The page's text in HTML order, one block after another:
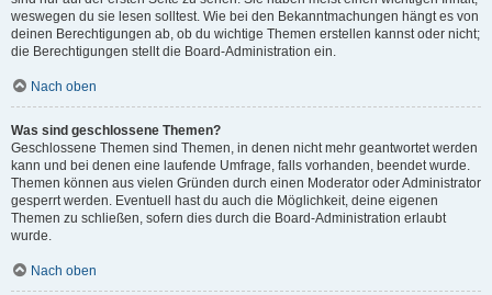
weswegen du sie lesen solltest. Wie bei den Bekanntmachungen hängt es von
deinen Berechtigungen ab, ob du wichtige Themen erstellen kannst oder nicht;
die Berechtigungen stellt die Board-Administration ein.
Nach oben
Was sind geschlossene Themen?
Geschlossene Themen sind Themen, in denen nicht mehr geantwortet werden
kann und bei denen eine laufende Umfrage, falls vorhanden, beendet wurde.
Themen können aus vielen Gründen durch einen Moderator oder Administrator
gesperrt werden. Eventuell hast du auch die Möglichkeit, deine eigenen
Themen zu schließen, sofern dies durch die Board-Administration erlaubt
wurde.
Nach oben